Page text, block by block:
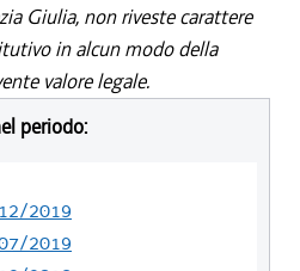
Giulia, non riveste carattere
in alcun modo della
valore legale.
periodo:
2019
2019